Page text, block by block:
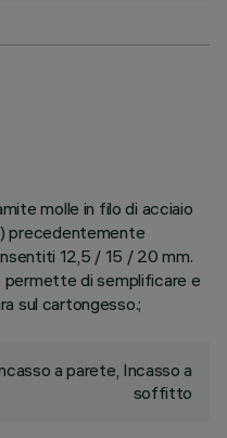
molle in filo di acciaio
precedentemente
12,5 / 15 / 20 mm.
permette di semplificare e
sul cartongesso.;
a parete, Incasso a
soffitto